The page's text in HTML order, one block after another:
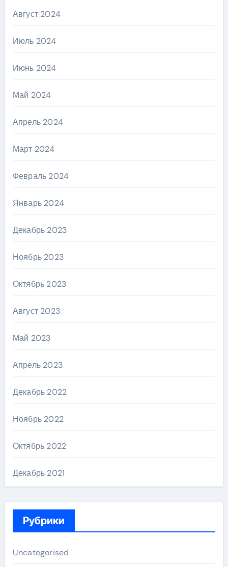
Август 2024
Июль 2024
Июнь 2024
Май 2024
Апрель 2024
Март 2024
Февраль 2024
Январь 2024
Декабрь 2023
Ноябрь 2023
Октябрь 2023
Август 2023
Май 2023
Апрель 2023
Декабрь 2022
Ноябрь 2022
Октябрь 2022
Декабрь 2021
Рубрики
Uncategorised